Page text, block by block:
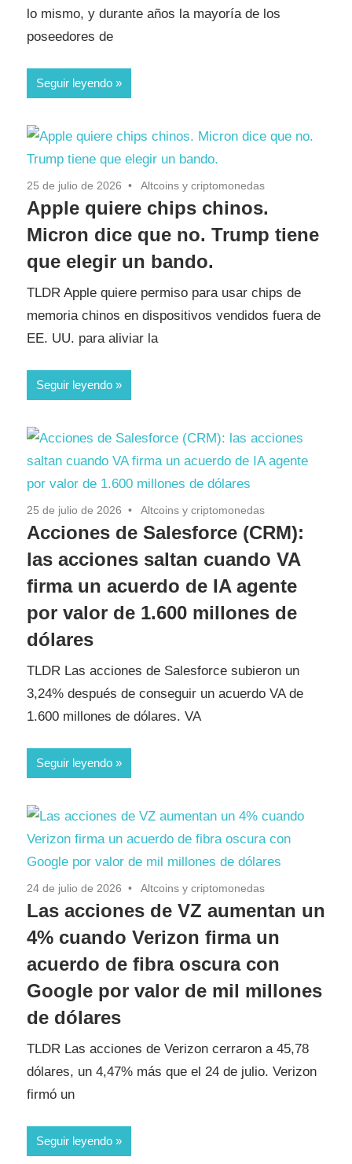
lo mismo, y durante años la mayoría de los
poseedores de
Seguir leyendo
25 de julio de 2026 Altcoins y criptomonedas
Apple quiere chips chinos.
Micron dice que no. Trump tiene
que elegir un bando.
TLDR Apple quiere permiso para usar chips de
memoria chinos en dispositivos vendidos fuera de
EE. UU. para aliviar la
Seguir leyendo
25 de julio de 2026 Altcoins y criptomonedas
Acciones de Salesforce (CRM):
las acciones saltan cuando VA
firma un acuerdo de IA agente
por valor de 1.600 millones de
dólares
TLDR Las acciones de Salesforce subieron un
3,24% después de conseguir un acuerdo VA de
1.600 millones de dólares. VA
Seguir leyendo
24 de julio de 2026 Altcoins y criptomonedas
Las acciones de VZ aumentan un
4% cuando Verizon firma un
acuerdo de fibra oscura con
Google por valor de mil millones
de dólares
TLDR Las acciones de Verizon cerraron a 45,78
dólares, un 4,47% más que el 24 de julio. Verizon
firmó un
Seguir leyendo